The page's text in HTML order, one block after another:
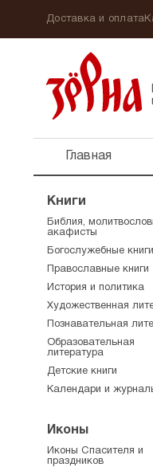
Доставка и оплата
Главная
Книги
Библия,
акафисты
Богослужебные
Православные книги
История и политика
Художественная
Познавательная
Образовательная
литература
Детские книги
Календари и
Иконы
Иконы Спасителя и
праздников